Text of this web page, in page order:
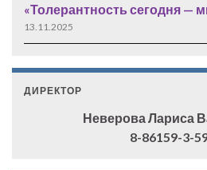
«Толерантность сегодня —
13.11.2025
ДИРЕКТОР
Неверова Лариса
8-86159-3-